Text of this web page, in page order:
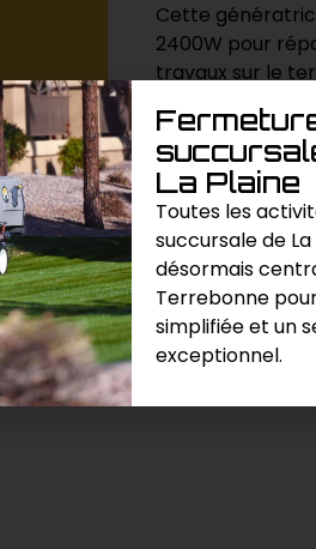
Cette
2400W pour
travaux sur le
d’urgence,
Demande de
Catégories :
La Plaine
Toutes les
succursale de
désormais
Terrebonne
simplifiée et un
exceptionnel.